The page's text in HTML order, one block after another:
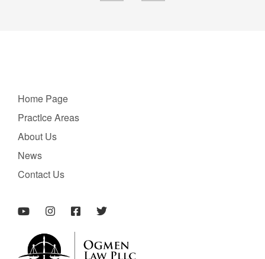
Home Page
PractIce Areas
About Us
News
Contact Us